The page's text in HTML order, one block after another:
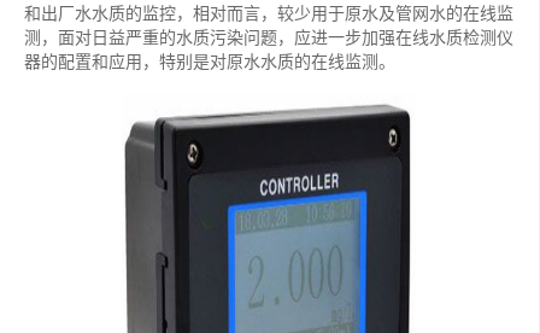
和出厂水水质的监控，相对而言，较少用于原水及管网水的在线监
测，面对日益严重的水质污染问题，应进一步加强在线水质检测仪
器的配置和应用，特别是对原水水质的在线监测。